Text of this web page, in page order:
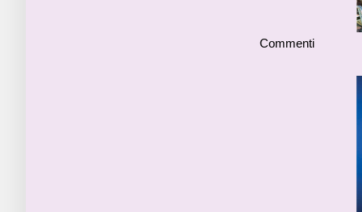
Commenti